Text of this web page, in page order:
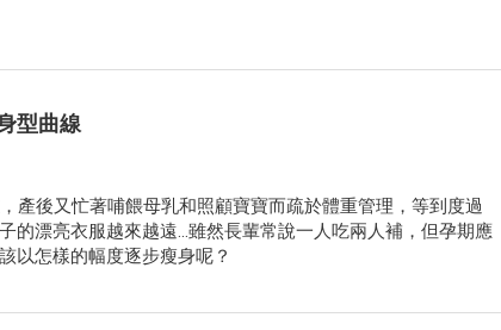
型曲線
產後又忙著哺餵母乳和照顧寶寶而疏於體重管理，等到度過
的漂亮衣服越來越遠…雖然長輩常說一人吃兩人補，但孕期應
以怎樣的幅度逐步瘦身呢？